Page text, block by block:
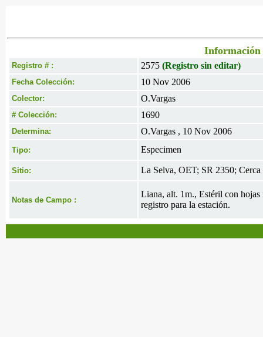
Información
Registro # : 2575 (Registro sin editar)
Fecha Colección: 10 Nov 2006
Colector: O.Vargas
# Colección: 1690
Determina: O.Vargas , 10 Nov 2006
Tipo: Especimen
Sitio: La Selva, OET; SR 2350; Cerca
Notas de Campo :
Liana, alt. 1m., Estéril con
registro para la estación.